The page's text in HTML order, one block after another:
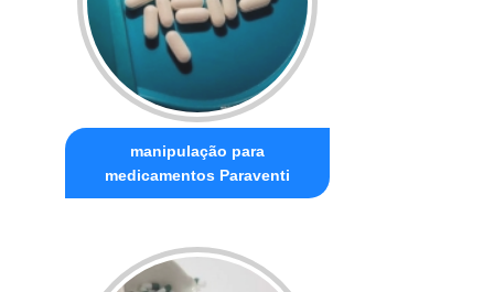
manipulação para
medicamentos Paraventi